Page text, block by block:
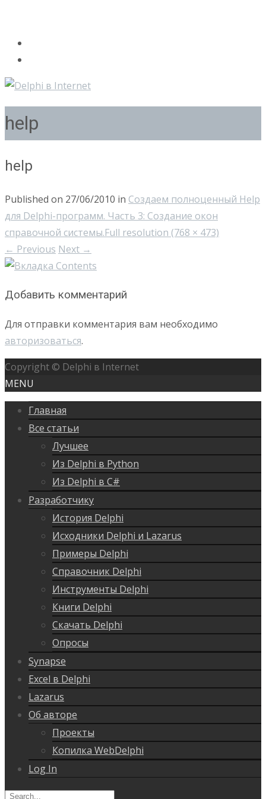
help
help
Published on 27/06/2010 in Создаем полноценный Help
для Delphi-программ. Часть 3: Создание окон
справочной системы.Full resolution (768 × 473)
← Previous Next →
Добавить комментарий
Для отправки комментария вам необходимо
авторизоваться.
Copyright © Delphi в Internet
MENU
Главная
Все статьи
Лучшее
Из Delphi в Python
Из Delphi в C#
Разработчику
История Delphi
Исходники Delphi и Lazarus
Примеры Delphi
Справочник Delphi
Инструменты Delphi
Книги Delphi
Скачать Delphi
Опросы
Synapse
Excel в Delphi
Lazarus
Об авторе
Проекты
Копилка WebDelphi
Log In